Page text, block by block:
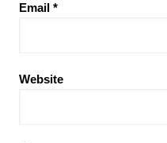
Email *
Website